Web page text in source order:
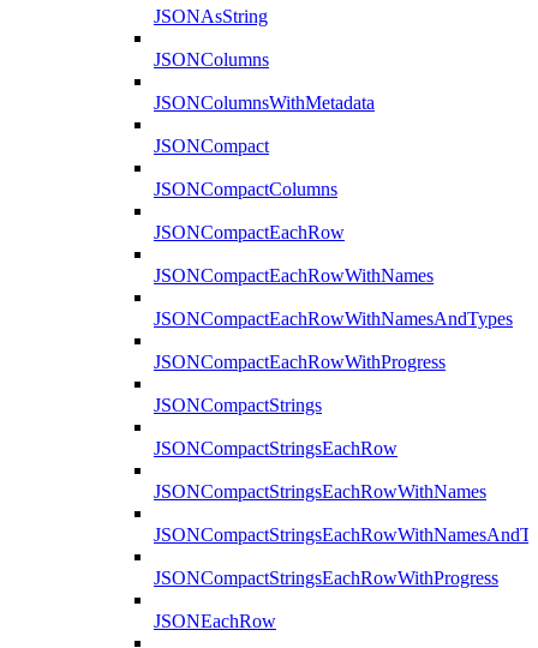
JSONAsString
JSONColumns
JSONColumnsWithMetadata
JSONCompact
JSONCompactColumns
JSONCompactEachRow
JSONCompactEachRowWithNames
JSONCompactEachRowWithNamesAndTypes
JSONCompactEachRowWithProgress
JSONCompactStrings
JSONCompactStringsEachRow
JSONCompactStringsEachRowWithNames
JSONCompactStringsEachRowWithProgress
JSONEachRow